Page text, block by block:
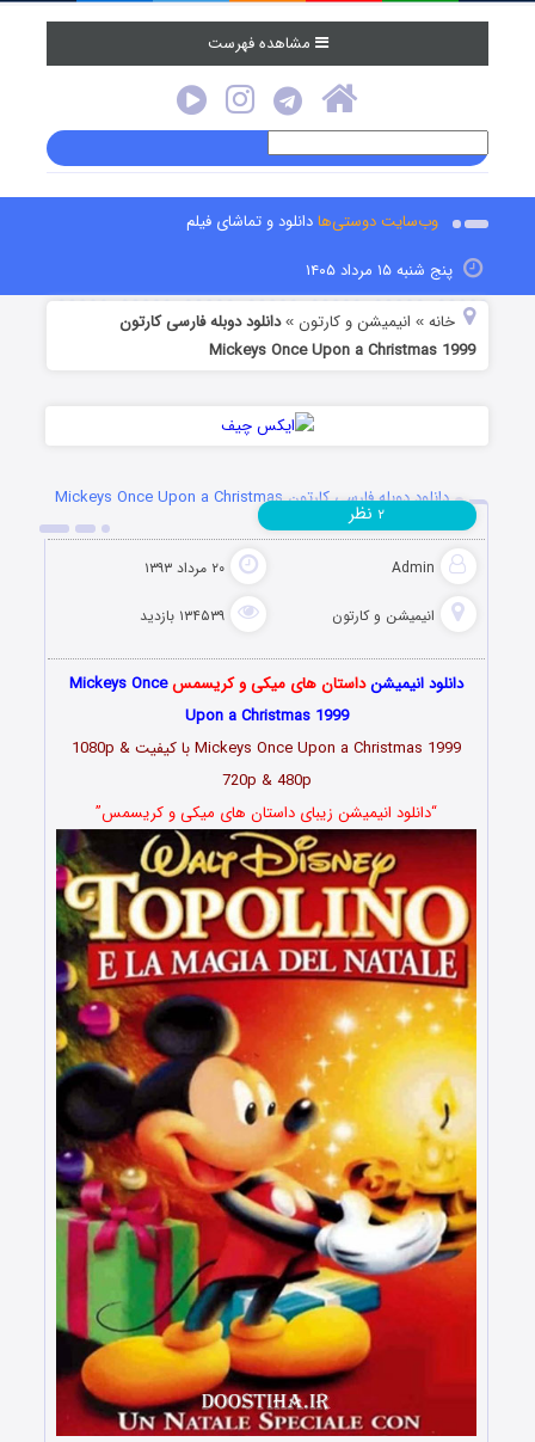
مشاهده فهرست
وب‌سایت دوستی‌هادانلود و تماشای فیلم
پنج شنبه ۱۵ مرداد ۱۴۰۵
خانه » انیمیشن و کارتون »دانلود دوبله فارسی کارتون
Mickeys Once Upon a Christmas 1999
دانلود دوبله فارسی کارتون Mickeys Once Upon a Christmas
1999
Admin ۲۰ مرداد ۱۳۹۳
انیمیشن و کارتون ۱۳۴۵۳۹ بازدید
۲ نظر
دانلود انیمیشنداستان های میکی و کریسمسMickeys Once
Upon a Christmas 1999
Mickeys Once Upon a Christmas 1999 با کیفیت 1080p &
720p & 480p
“دانلود انیمیشن زیبای داستان های میکی و کریسمس”